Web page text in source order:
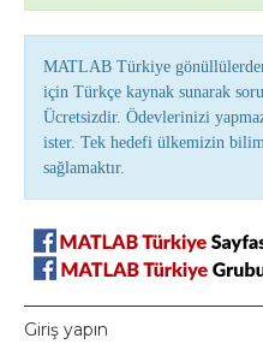
MATLAB Türkiye
için Türkçe kaynak sunarak
Ücretsizdir. Ödevlerinizi
ister. Tek hedefi ülkemizin
sağlamaktır.
Giriş yapın